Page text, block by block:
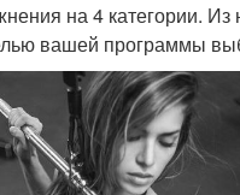
на 4 категории. Из
вашей программы